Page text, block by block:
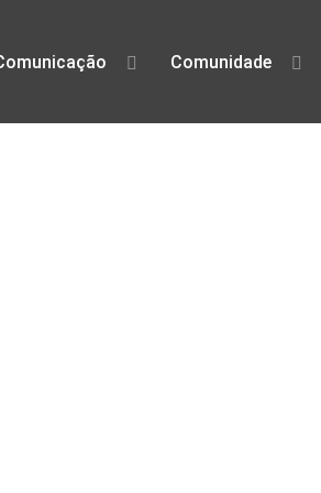
Comunidade